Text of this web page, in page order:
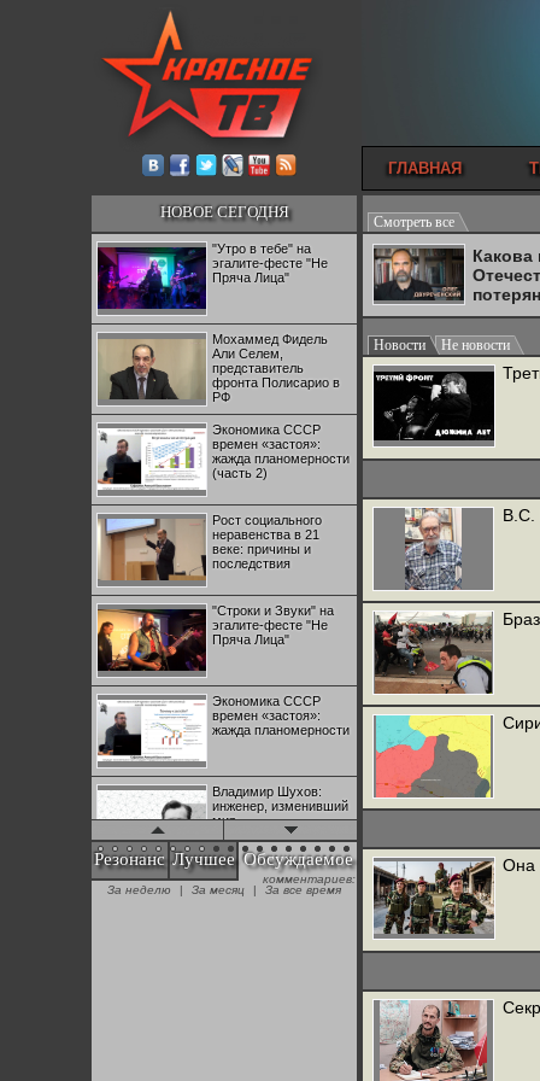
ГЛАВНАЯ
НОВОЕ СЕГОДНЯ
"Утро в тебе" на
эгалите-фесте "Не
Пряча Лица"
Мохаммед Фидель
Али Селем,
представитель
фронта Полисарио в
РФ
Экономика СССР
времен «застоя»:
жажда планомерности
(часть 2)
Рост социального
неравенства в 21
веке: причины и
последствия
"Строки и Звуки" на
эгалите-фесте "Не
Пряча Лица"
Экономика СССР
времен «застоя»:
жажда планомерности
Владимир Шухов:
инженер, изменивший
мир
"Аркадий Коц" на
эгалите-фесте "Не
Резонанс Лучшее Обсуждаемое
комментариев:
За неделю
| За месяц | За все время
Смотреть все
Новости Не новости
В.С.
Она